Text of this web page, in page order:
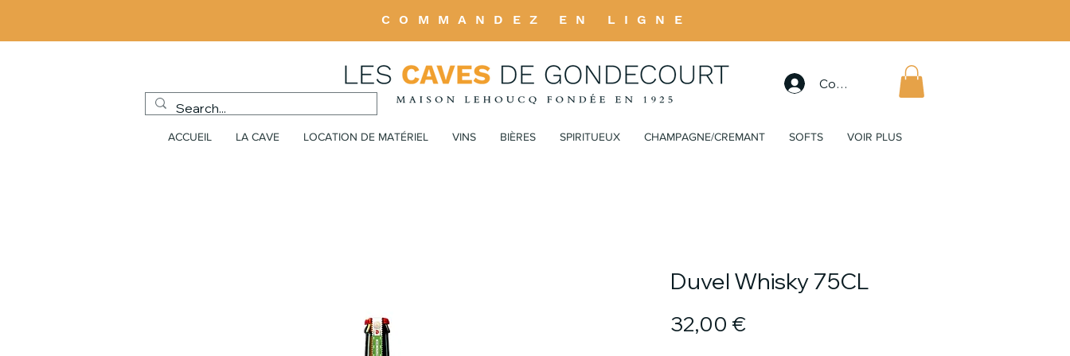
COMMANDEZ EN LIGNE
Connexion
ACCUEIL LA CAVE LOCATION DE MATÉRIEL VINS BIÈRES SPIRITUEUX CHAMPAGNE/CREMANT SOFTS VOIR PLUS
Duvel Whisky 75CL
32,00 €Prix